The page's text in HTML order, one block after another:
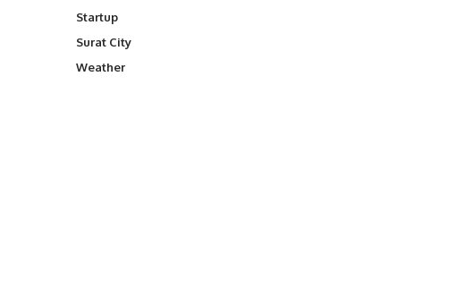
Startup
Surat City
Weather